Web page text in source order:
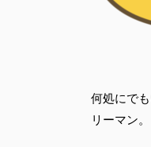
アハモ（ahamo）乗り換え
何処にで
リーマン。